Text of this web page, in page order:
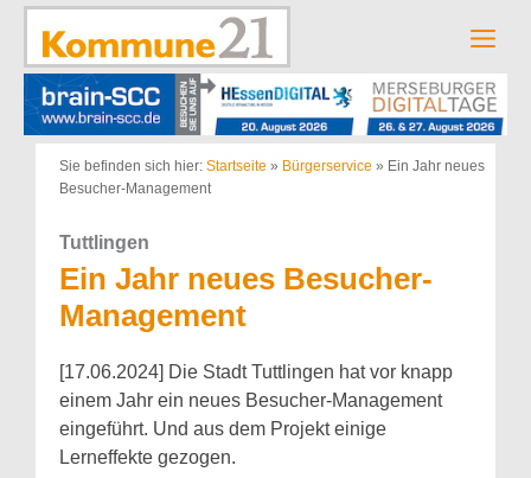
Zum
springen
Sie befinden sich hier: Startseite » Bürgerservice » Ein Jahr neues
Besucher-Management
Tuttlingen
Ein Jahr neues Besucher-
Management
[17.06.2024] Die Stadt Tuttlingen hat vor knapp
einem Jahr ein neues Besucher-Management
eingeführt. Und aus dem Projekt einige
Lerneffekte gezogen.